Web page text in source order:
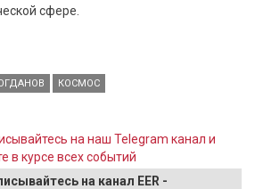
сфере.
КОСМОС
на наш Telegram канал и
в курсе всех событий
на канал EER -